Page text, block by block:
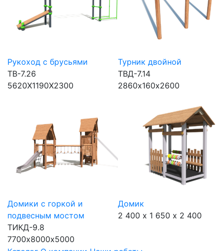
Рукоход с брусьями
ТВ-7.26
5620Х1190Х2300
Турник двойной
ТВД-7.14
2860х160х2600
Домики с горкой и
подвесным мостом
ТИКД-9.8
7700х8000х5000
Домик
2 400 х 1 650 х 2 400